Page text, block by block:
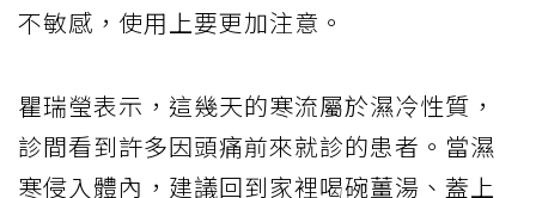
不敏感，使用上要更加注意。
瞿瑞瑩表示，這幾天的寒流屬於濕冷性質，
診間看到許多因頭痛前來就診的患者。當濕
寒侵入體內，建議回到家裡喝碗薑湯、蓋上